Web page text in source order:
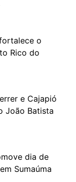
o
Rico do
e Cajapió
João Batista
dia de
Sumaúma